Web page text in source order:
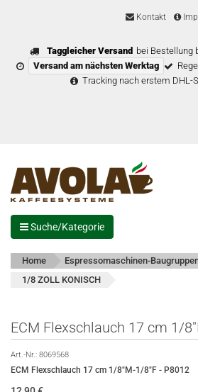
Kontakt
Taggleicher Versand bei Bestellung
Versand am nächsten Werktag
Tracking nach erstem DHL-
Suche/Kategorie
Home Espressomaschinen-
1/8 ZOLL KONISCH
ECM Flexschlauch 17 cm 1/
Art.-Nr.: 8069568
ECM Flexschlauch 17 cm 1/8"M-1/8"F - P8012